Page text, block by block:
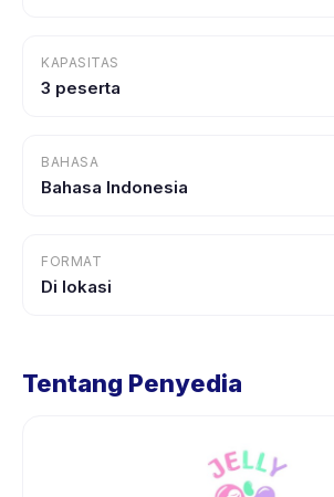
KAPASITAS
3 peserta
BAHASA
Bahasa Indonesia
FORMAT
Di lokasi
Tentang Penyedia